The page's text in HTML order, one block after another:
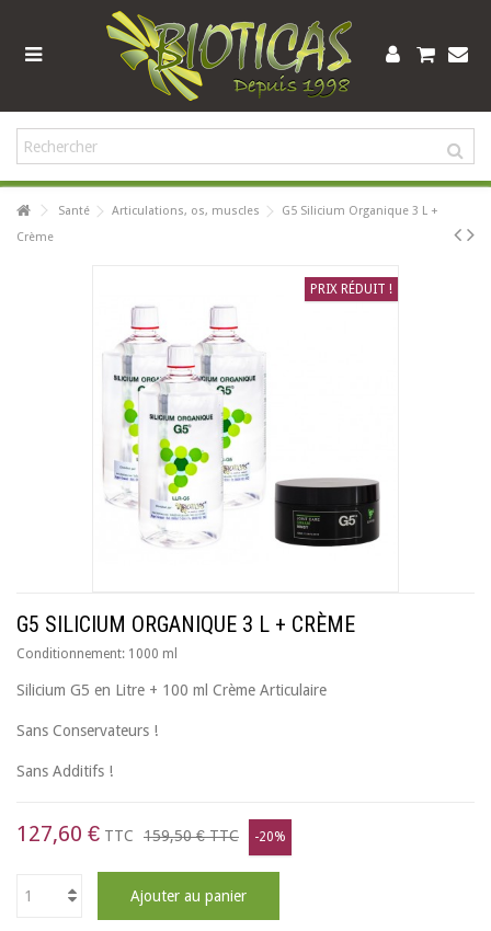
Santé Articulations, os, muscles
G5 Silicium Organique 3 L +
Crème
PRIX RÉDUIT !
G5 SILICIUM ORGANIQUE 3 L + CRÈME
Conditionnement: 1000 ml
Silicium G5 en Litre + 100 ml Crème Articulaire
Sans Conservateurs !
Sans Additifs !
127,60 € TTC 159,50 €TTC -20%
Ajouter au panier